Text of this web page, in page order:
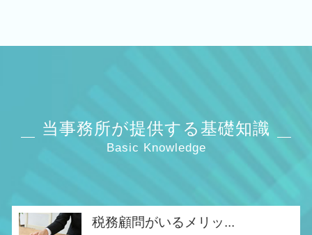
当事務所が提供する基礎知識
Basic Knowledge
税務顧問がいるメリッ...